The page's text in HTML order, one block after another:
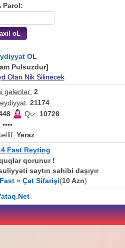
Parol:
OL
Pulsuzdur]
Olan Nik Silinecek
gələnlər: 2
: 21174
Qız: 10726
••••
Yeraz
Fast Reyting
qorunur !
saytın sahibi daşıyır
» Çat Sifarişi(10 Azn)